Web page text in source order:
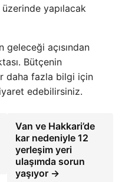
yapılacak
geleceği açısından
Bütçenin
daha fazla bilgi için
edebilirsiniz.
Van ve Hakkari’de
kar nedeniyle 12
yerleşim yeri
ulaşımda sorun
yaşıyor →